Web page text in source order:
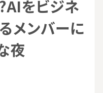
をビジネ
メンバーに
夜